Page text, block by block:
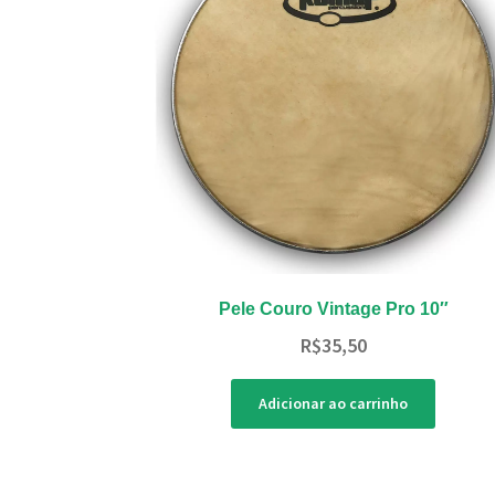
Pele Couro Vintage Pro 10″
R$35,50
Adicionar ao carrinho